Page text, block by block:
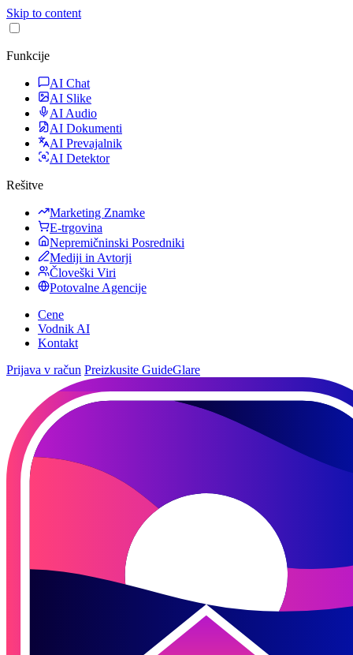
Skip to content
Funkcije
AI Chat
AI Slike
AI Audio
AI Dokumenti
AI Prevajalnik
AI Detektor
Rešitve
Marketing Znamke
E-trgovina
Nepremičninski Posredniki
Mediji in Avtorji
Človeški Viri
Potovalne Agencije
Cene
Vodnik AI
Kontakt
Prijava v račun Preizkusite GuideGlare